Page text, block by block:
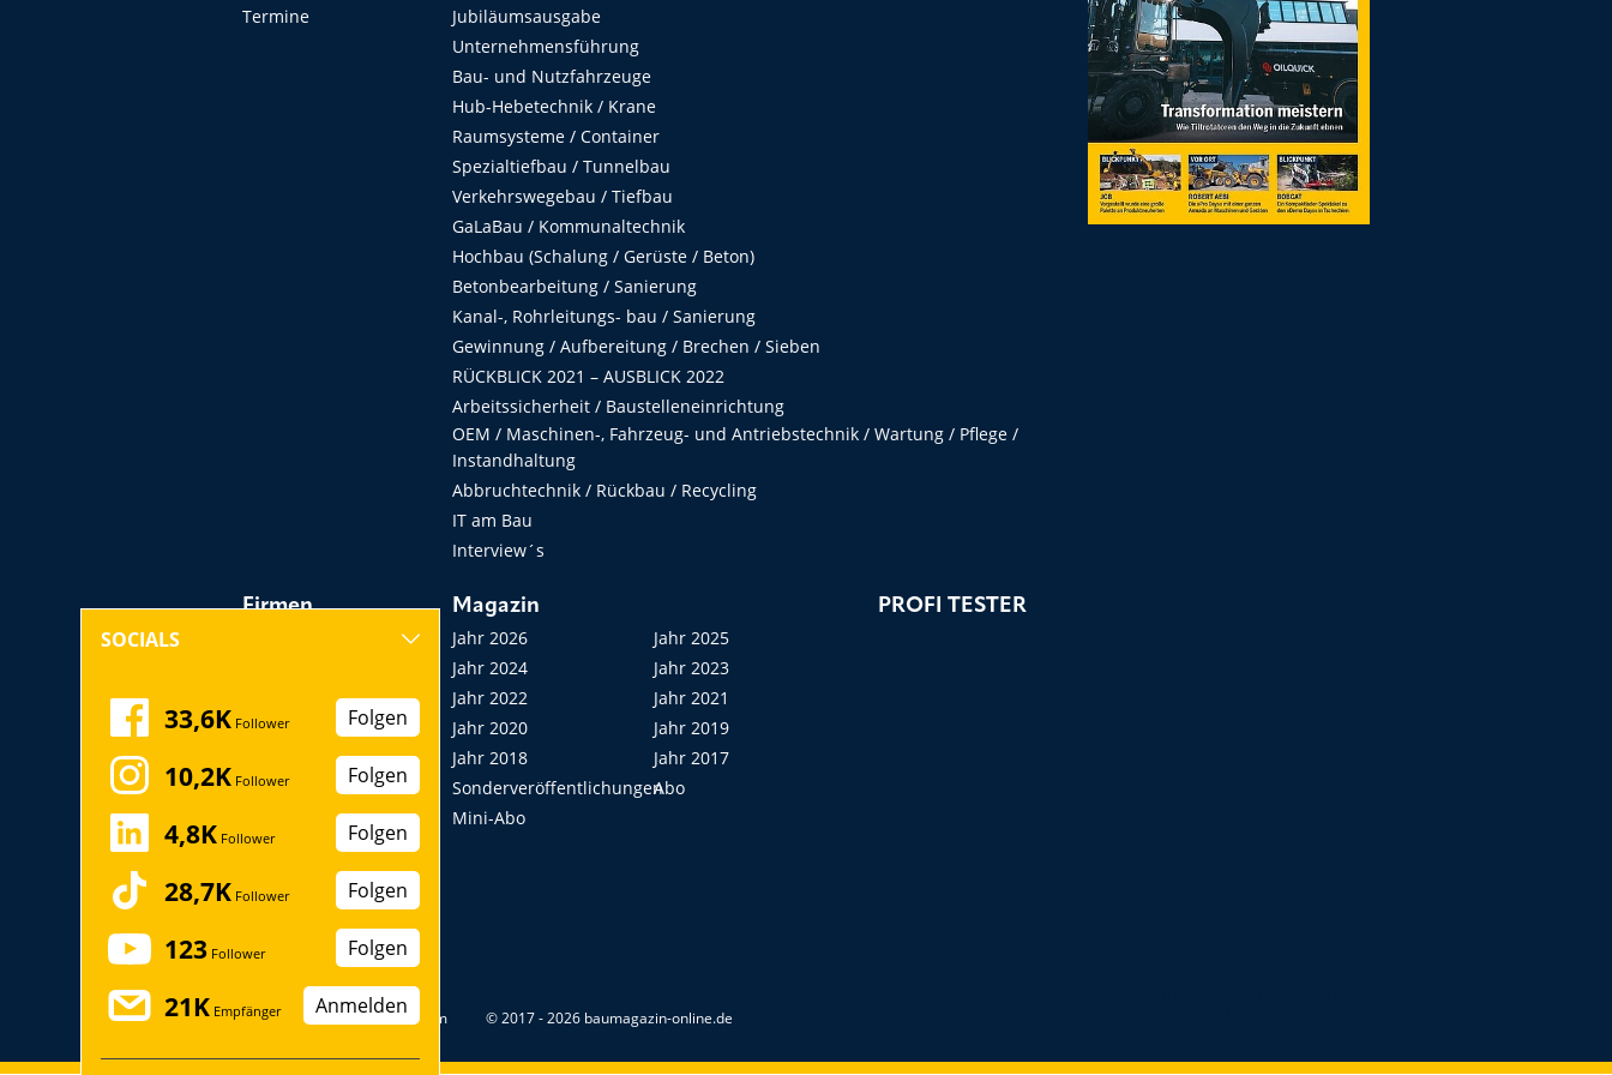
Termine
Jubiläumsausgabe
Unternehmensführung
Bau- und Nutzfahrzeuge
Hub-Hebetechnik / Krane
Raumsysteme / Container
Spezialtiefbau / Tunnelbau
Verkehrswegebau / Tiefbau
GaLaBau / Kommunaltechnik
Hochbau (Schalung / Gerüste / Beton)
Betonbearbeitung / Sanierung
Kanal-, Rohrleitungs- bau / Sanierung
Gewinnung / Aufbereitung / Brechen / Sieben
RÜCKBLICK 2021 – AUSBLICK 2022
Arbeitssicherheit / Baustelleneinrichtung
OEM / Maschinen-, Fahrzeug- und Antriebstechnik / Wartung / Pflege /
Instandhaltung
Abbruchtechnik / Rückbau / Recycling
IT am Bau
Interview´s
Firmen
Messen, Seminare,
Kongresse
Startup
Magazin
Jahr 2026
Jahr 2025
Jahr 2024
Jahr 2023
Jahr 2022
Jahr 2021
Jahr 2020
Jahr 2019
Jahr 2018
Jahr 2017
SonderveröffentlichungenAbo
Mini-Abo
PROFI TESTER
Datenschutz Impressum © 2017 - 2026 baumagazin-online.de
SOCIALS
33,6K Follower Folgen
10,2K Follower Folgen
4,8K Follower Folgen
28,7K Follower Folgen
123 Follower Folgen
21K Empfänger Anmelden